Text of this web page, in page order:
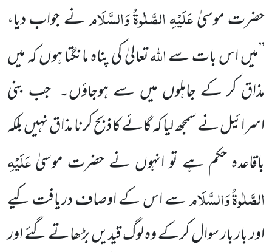
حضرت موسیٰعَلَیْہِ الصَّلٰوۃُ وَالسَّلَامنے جواب دیا،
’’میں اس بات سےاللہتعالیٰکی پناہ مانگتا ہوں کہ میں
مذاق کر کے جاہلوں میں سے ہوجاؤں۔ جب بنی
اسرائیل نے سمجھ لیا کہ گائے کا ذبح کرنا مذاقنہیں بلکہ
باقاعدہ حکم ہے تو انہوں نے حضرت موسیٰعَلَیْہِ
الصَّلٰوۃُ وَالسَّلَامسے اس کے اوصاف دریافت کیے
اور بار بار سوالکرکے وہ لوگ قیدیں بڑھاتے گئے اور